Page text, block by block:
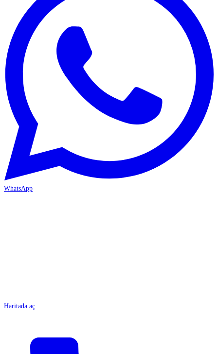
WhatsApp
Haritada aç